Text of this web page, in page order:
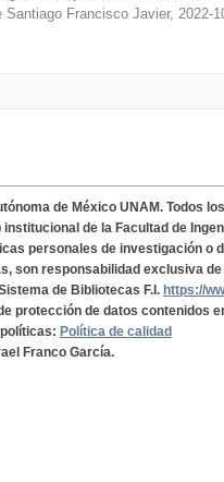
Santiago Francisco Javier, 2022-
de México UNAM. Todos
de la Facultad de
personales de investigación o
son responsabilidad exclusiva
de Bibliotecas F.I. https://
protección de datos contenidos
Política de calidad
Franco García.